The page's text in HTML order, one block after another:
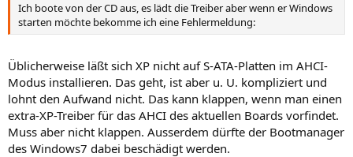
Ich boote von der CD aus, es lädt die Treiber aber wenn er Windows
starten möchte bekomme ich eine Fehlermeldung:
Üblicherweise läßt sich XP nicht auf S-ATA-Platten im AHCI-
Modus installieren. Das geht, ist aber u. U. kompliziert und
lohnt den Aufwand nicht. Das kann klappen, wenn man einen
extra-XP-Treiber für das AHCI des aktuellen Boards vorfindet.
Muss aber nicht klappen. Ausserdem dürfte der Bootmanager
des Windows7 dabei beschädigt werden.